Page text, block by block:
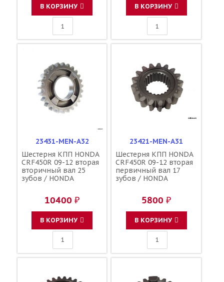
В КОРЗИНУ В КОРЗИНУ
23431-MEN-A32
Шестерня КПП HONDA
CRF450R 09-12 вторая
вторичный вал 25
зубов / HONDA
10400 ₽
В КОРЗИНУ
23421-MEN-A31
Шестерня КПП HONDA
CRF450R 09-12 вторая
первичный вал 17
зубов / HONDA
5800 ₽
В КОРЗИНУ